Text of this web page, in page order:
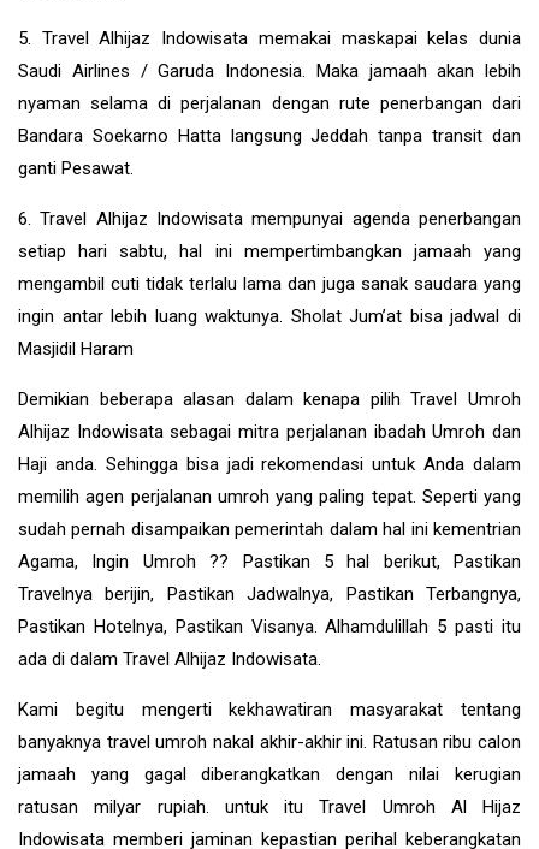
5. Travel Alhijaz Indowisata memakai maskapai kelas dunia
Saudi Airlines / Garuda Indonesia. Maka jamaah akan lebih
nyaman selama di perjalanan dengan rute penerbangan dari
Bandara Soekarno Hatta langsung Jeddah tanpa transit dan
ganti Pesawat.
6. Travel Alhijaz Indowisata mempunyai agenda penerbangan
setiap hari sabtu, hal ini mempertimbangkan jamaah yang
mengambil cuti tidak terlalu lama dan juga sanak saudara yang
ingin antar lebih luang waktunya. Sholat Jum’at bisa jadwal di
Masjidil Haram
Demikian beberapa alasan dalam kenapa pilih Travel Umroh
Alhijaz Indowisata sebagai mitra perjalanan ibadah Umroh dan
Haji anda. Sehingga bisa jadi rekomendasi untuk Anda dalam
memilih agen perjalanan umroh yang paling tepat. Seperti yang
sudah pernah disampaikan pemerintah dalam hal ini kementrian
Agama, Ingin Umroh ?? Pastikan 5 hal berikut, Pastikan
Travelnya berijin, Pastikan Jadwalnya, Pastikan Terbangnya,
Pastikan Hotelnya, Pastikan Visanya. Alhamdulillah 5 pasti itu
ada di dalam Travel Alhijaz Indowisata.
Kami begitu mengerti kekhawatiran masyarakat tentang
banyaknya travel umroh nakal akhir-akhir ini. Ratusan ribu calon
jamaah yang gagal diberangkatkan dengan nilai kerugian
ratusan milyar rupiah. untuk itu Travel Umroh Al Hijaz
Indowisata memberi jaminan kepastian perihal keberangkatan